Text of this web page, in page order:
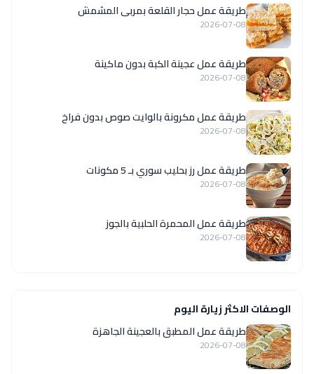
طريقة عمل حجار القلعة بمربى المشمش
2026-07-08
طريقة عمل عجينة الكبة بدون ماكينة
2026-07-08
طريقة عمل مكرونة بالوايت صوص بدون فراخ
2026-07-08
طريقة عمل رز بحليب سوري بـ 5 مكونات
2026-07-08
طريقة عمل المحمرة الحلبية بالجوز
2026-07-08
الوصفات الاكثر زيارة اليوم
طريقة عمل المطبق بالعجينة الجاهزة
2026-07-08